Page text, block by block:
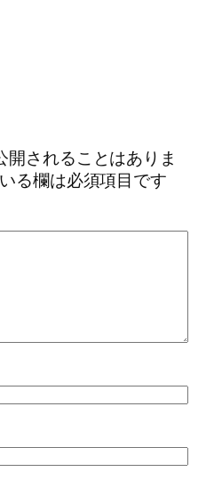
開されることはありま
る欄は必須項目です